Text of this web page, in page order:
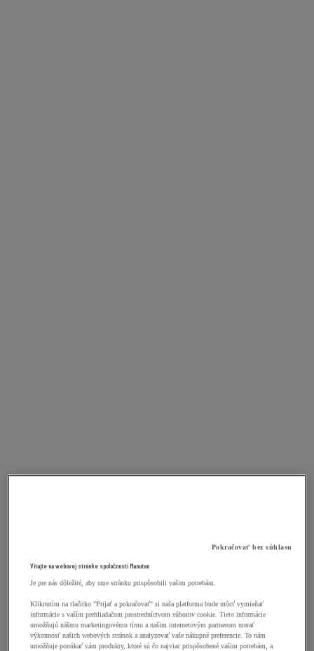
Pokračovať bez súhlasu
Vitajte na webovej stránke spoločnosti Manutan
Je pre nás dôležité, aby sme stránku prispôsobili vašim potrebám.
Kliknutím na tlačitko "Prijať a pokračovať" si naša platforma bude môcť vymieňať
informácie s vaším prehliadačom prostredníctvom súborov cookie. Tieto informácie
umožňujú nášmu marketingovému tímu a našim internetovým partnerom merať
výkonnosť našich webových stránok a analyzovať vaše nákupné preferencie. To nám
umožňuje ponúkať vám produkty, ktoré sú čo najviac prispôsobené vašim potrebám, a